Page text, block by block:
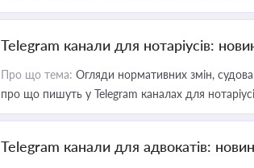
Telegram канали для нотаріусів:
Про що тема: Огляди нормативних змін,
про що пишуть у Telegram каналах для
Telegram канали для адвокатів: